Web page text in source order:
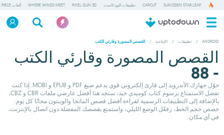
SUIKODEN STAR LEAP
CAPCUT تطبيقات البودكاست PIXEL GUN 3D
WHERE WINDS MEET ألعاب ONE PIECE
ANDROID
/ تطبيقات / الإنتاجية / القصص المصورة وقارئي الكتب
القصص المصورة وقارئي الكتب
- 88
حوّل جهازك الأندرويد إلى قارئ إلكتروني قوي يدعم صيغ PDF و EPUB و MOBI. إذا كنت
تفضل الاستمتاع برسوم كتاب كوميدي جيد، ستجد هنا أفضل عارضي ملفات CBR و CBZ،
بالإضافة إلى التطبيقات الرسمية لقراءة أفضل قصص المانجا والويبتون مجانًا كل يوم.
خصص حجم الخط، زفعّل الوضع الليلي، واستمتع بقصصك المفضلة دون اتصال بالإنترنت،
في أي مكان.